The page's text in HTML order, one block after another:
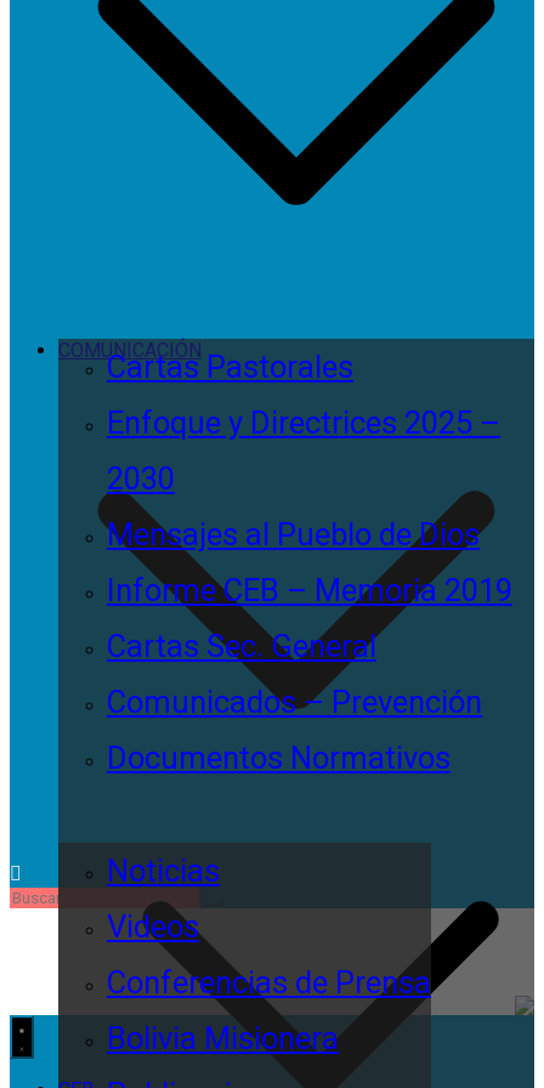
Cartas Pastorales
Enfoque y Directrices 2025 –
2030
Mensajes al Pueblo de Dios
Informe CEB – Memoria 2019
Cartas Sec. General
Comunicados – Prevención
Documentos Normativos
COMUNICACIÓN
Noticias
Videos
Conferencias de Prensa
Bolivia Misionera